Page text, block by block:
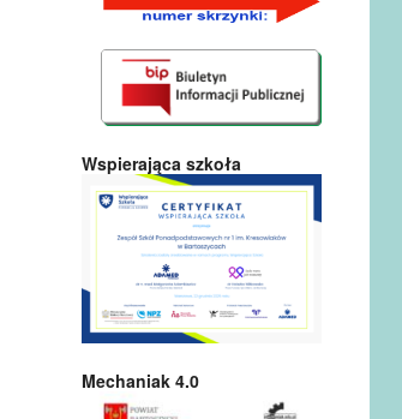
Wspierająca szkoła
Mechaniak 4.0